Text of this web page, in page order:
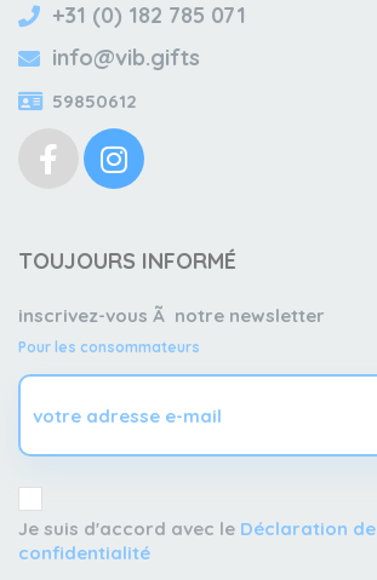
+31 (0) 182 785 071
info@vib.gifts
59850612
TOUJOURS INFORMÉ
inscrivez-vous Ã notre newsletter
Pour les consommateurs
Je suis d'accord avec le Déclaration de
confidentialité